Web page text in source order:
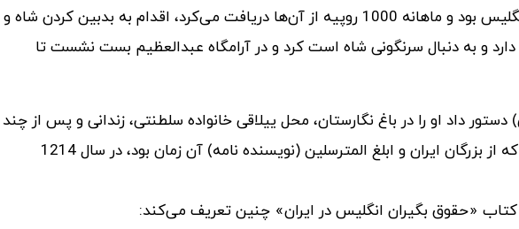
میرزا ابوالحسن خان ایلچی که حقوق‌بگیر انگلیس بود و ماهانه 1000 روپیه از آن‌ها دریافت می‌کرد، اقدام به بدبین کردن شاه و
و به دنبال سرنگونی شاه است کرد و در آرامگاه عبدالعظیم بست نشست تا
دوم سلطنت خود (1835 میلادی) دستور داد او را در باغ نگارستان، محل ییلاقی خانواده سلطنتی، زندانی و پس از چند
روز خفه کردند و بدین قرار به زندگانی مردی که از بزرگان ایران و ابلغ المترسلین (نویسنده نامه) آن زمان بود، در سال 1214
کتاب «حقوق بگیران انگلیس در ایران» چنین تعریف می‌کند: